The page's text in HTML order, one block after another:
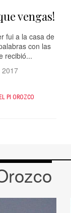
vengas!
fui a la casa de
con las
recibió...
2017
PI OROZCO